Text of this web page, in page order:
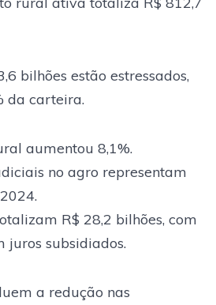
bilhões estão estressados,
da carteira.
aumentou 8,1%.
no agro representam
R$ 28,2 bilhões, com
juros subsidiados.
a redução nas